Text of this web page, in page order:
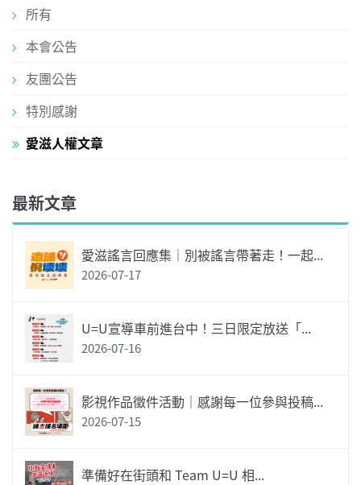
所有
本會公告
友團公告
特別感謝
愛滋人權文章
最新文章
愛滋謠言回應集｜別被謠言帶著走！一起...
2026-07-17
U=U宣導車前進台中！三日限定放送「...
2026-07-16
影視作品徵件活動｜感謝每一位參與投稿...
2026-07-15
準備好在街頭和 Team U=U 相...